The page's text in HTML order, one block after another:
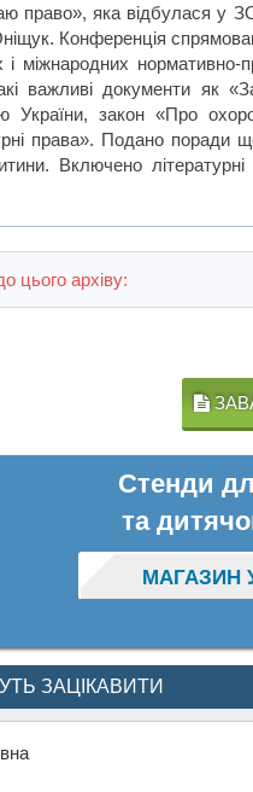
право», яка відбулася у
Конференція
і міжнародних
важливі документи як
України, закон «Про
права». Подано поради
Включено літературні
цього архіву:
Стенди
та
МАГАЗИН
ЗАЦІКАВИТИ